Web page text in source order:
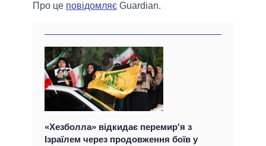
Про це повідомляє Guardian.
«Хезболла» відкидає перемир'я з
Ізраїлем через продовження боїв у